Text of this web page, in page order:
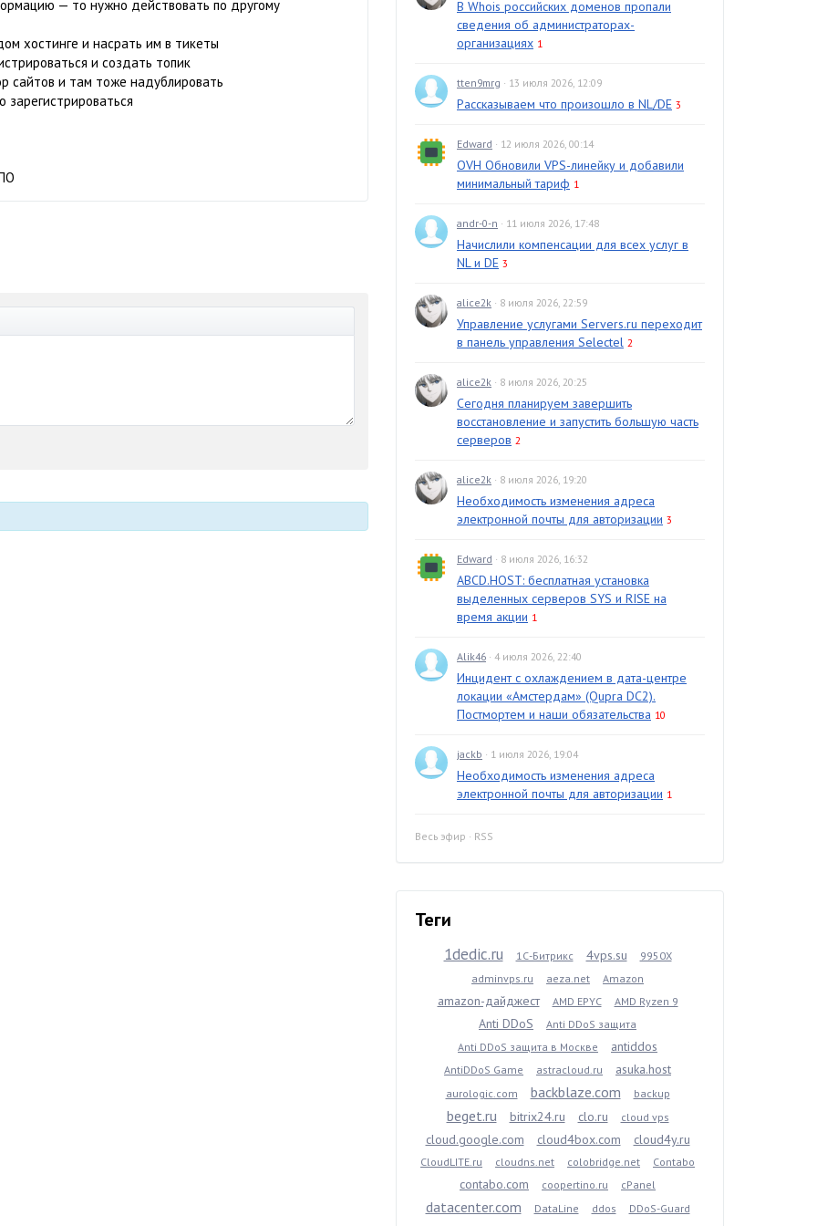
— то нужно действовать по другому
хостинге и насрать им в тикеты
и создать топик
сайтов и там тоже надублировать
зарегистрироваться
В Whois российских доменов пропали
сведения об администраторах-
организациях 1
tten9mrg · 13 июля 2026, 12:09
Рассказываем что произошло в NL/DE 3
Edward · 12 июля 2026, 00:14
OVH Обновили VPS-линейку и добавили
минимальный тариф 1
andr-0-n · 11 июля 2026, 17:48
Начислили компенсации для всех услуг в
NL и DE 3
alice2k · 8 июля 2026, 22:59
Управление услугами Servers.ru переходит
в панель управления Selectel 2
alice2k · 8 июля 2026, 20:25
Сегодня планируем завершить
восстановление и запустить большую часть
серверов 2
alice2k · 8 июля 2026, 19:20
Необходимость изменения адреса
электронной почты для авторизации 3
Edward · 8 июля 2026, 16:32
ABCD.HOST: бесплатная установка
выделенных серверов SYS и RISE на
время акции 1
Alik46 · 4 июля 2026, 22:40
Инцидент с охлаждением в дата-центре
локации «Амстердам» (Qupra DC2).
Постмортем и наши обязательства 10
jackb · 1 июля 2026, 19:04
Необходимость изменения адреса
электронной почты для авторизации 1
Весь эфир · RSS
Теги
1dedic.ru 1С-Битрикс 4vps.su
9950X
adminvps.ru
aeza.net Amazon
amazon-дайджест AMD EPYC AMD Ryzen 9
Anti DDoS
Anti DDoS защита
Anti DDoS защита в Москве
antiddos
AntiDDoS Game astracloud.ru asuka.host
aurologic.com backblaze.com backup
beget.ru bitrix24.ru clo.ru cloud vps
cloud.google.com cloud4box.com cloud4y.ru
CloudLITE.ru cloudns.net colobridge.net Contabo
contabo.com coopertino.ru cPanel
datacenter.com DataLine ddos DDoS-Guard